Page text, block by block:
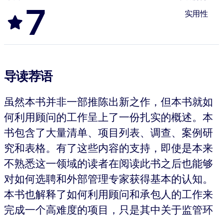
7
实用性
导读荐语
虽然本书并非一部推陈出新之作，但本书就如
何利用顾问的工作呈上了一份扎实的概述。本
书包含了大量清单、项目列表、调查、案例研
究和表格。有了这些内容的支持，即使是本来
不熟悉这一领域的读者在阅读此书之后也能够
对如何选聘和外部管理专家获得基本的认知。
本书也解释了如何利用顾问和承包人的工作来
完成一个高难度的项目，只是其中关于监管环